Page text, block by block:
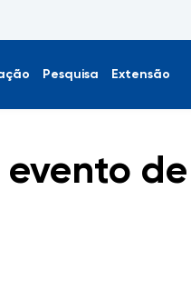
Pesquisa Extensão